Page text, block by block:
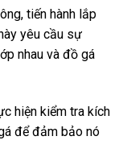
tiến hành lắp
yêu cầu sự
nhau và đồ gá
hiện kiểm tra kích
để đảm bảo nó